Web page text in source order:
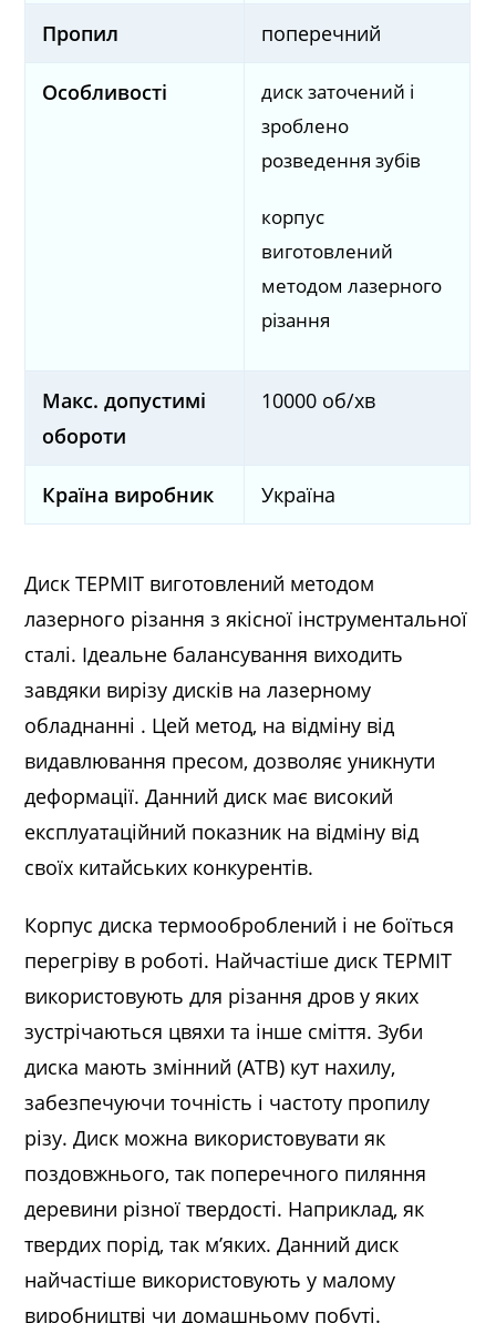
Пропил поперечний
Особливості
диск заточений і
зроблено
розведення зубів
корпус
виготовлений
методом лазерного
різання
Макс. допустимі
обороти
10000 об/хв
Країна виробник Україна
Диск ТЕРМІТ виготовлений методом
лазерного різання з якісної інструментальної
сталі. Ідеальне балансування виходить
завдяки вирізу дисків на лазерному
обладнанні . Цей метод, на відміну від
видавлювання пресом, дозволяє уникнути
деформації. Данний диск має високий
експлуатаційний показник на відміну від
своїх китайських конкурентів.
Корпус диска термооброблений і не боїться
перегріву в роботі. Найчастіше диск ТЕРМІТ
використовують для різання дров у яких
зустрічаються цвяхи та інше сміття. Зуби
диска мають змінний (ATB) кут нахилу,
забезпечуючи точність і частоту пропилу
різу. Диск можна використовувати як
поздовжнього, так поперечного пиляння
деревини різної твердості. Наприклад, як
твердих порід, так м’яких. Данний диск
найчастіше використовують у малому
виробництві чи домашньому побуті.